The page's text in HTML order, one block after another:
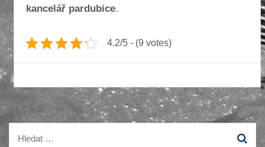
kancelář pardubice.
4.2/5 - (9 votes)
Vyhledávání